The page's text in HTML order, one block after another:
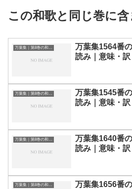
この和歌と同じ巻に
万葉集1564番
読み｜意味・
万葉集｜第8巻の和歌一覧
万葉集1545番
読み｜意味・
万葉集｜第8巻の和歌一覧
万葉集1640番
読み｜意味・
万葉集｜第8巻の和歌一覧
万葉集1656番